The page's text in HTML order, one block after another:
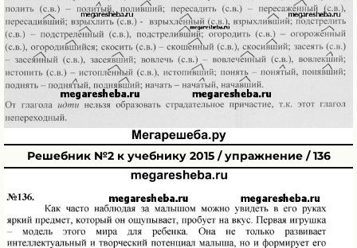
Решебник №2 к учебнику 2015 / упражнение / 136